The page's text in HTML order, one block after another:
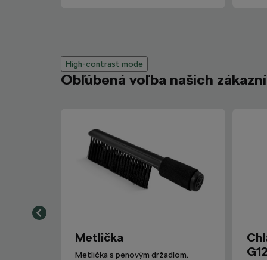
High-contrast mode
Obľúbená voľba našich
Metlička
Metlička s penovým držadlom.